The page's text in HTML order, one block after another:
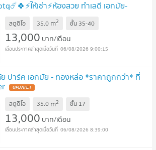
ให้เช่า⚡ห้องสวย ทำเลดี เอกมัย-
ล่อ เพียง 15 นาที
สตูดิโอ 35.0 m2 ชั้น 35-40
13,000 บาท/เดือน
06/08/2026 9:00:15
ย ปาร์ค เอกมัย - ทองหล่อ *ราคาถูกกว่า* ที่
สตูดิโอ 35.0 m2 ชั้น 17
13,000 บาท/เดือน
06/08/2026 8:39:00